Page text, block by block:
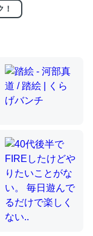
回収されないけ
ればするほど分
った。調べたら
程度。
！